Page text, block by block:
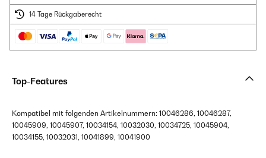
14 Tage Rückgaberecht
Top-Features
Kompatibel mit folgenden Artikelnummern: 10046286, 10046287,
10045909, 10045907, 10034154, 10032030, 10034725, 10045904,
10034155, 10032031, 10041899, 10041900